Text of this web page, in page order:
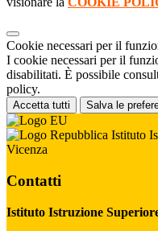
Cookie necessari per il
I cookie necessari per il
disabilitati. È possibile
policy.
Accetta tutti Salva le
Istituto
Vicenza
Contatti
Istituto Istruzione